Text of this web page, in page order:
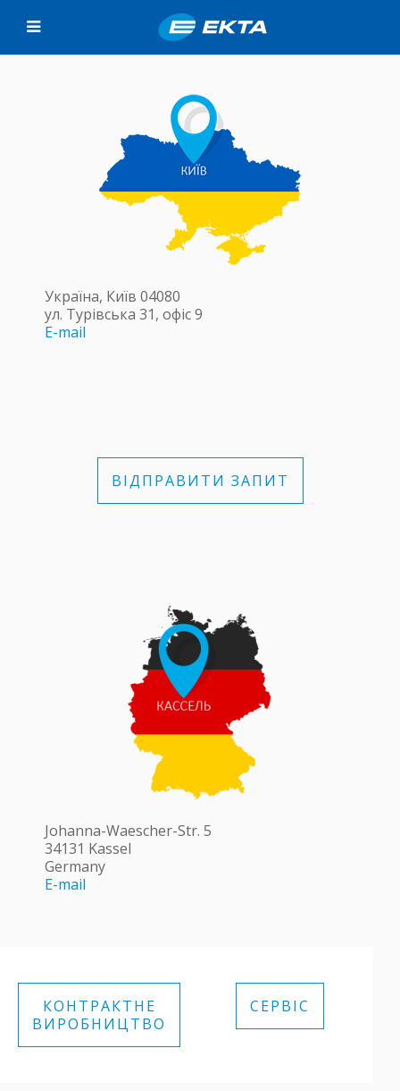
Україна, Київ 04080
ул. Турівська 31, офіс 9
E-mail
ВІДПРАВИТИ ЗАПИТ
Johanna-Waescher-Str. 5
34131 Kassel
Germany
E-mail
КОНТРАКТНЕ
ВИРОБНИЦТВО
СЕРВІС